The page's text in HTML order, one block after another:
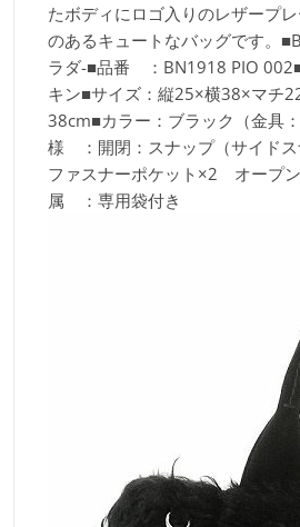
たボディにロゴ入りのレザープ
のあるキュートなバッグです。
ラダ-■品番 ：BN1918 PIO
キン■サイズ：縦25×横38×マチ
38cm■カラー：ブラック（金具
様 ：開閉：スナップ（サイド
ファスナーポケット×2 オープ
属 ：専用袋付き